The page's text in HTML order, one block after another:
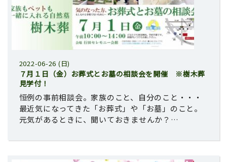
2022-06-26 (日)
７月１日（金）お葬式とお墓の相談会を開催 ※樹木葬
見学付！
恒例の事前相談会。家族のこと、自分のこと・・・
最近気になってきた「お葬式」や「お墓」のこと。
元気があるときに、聞いておきませんか？…